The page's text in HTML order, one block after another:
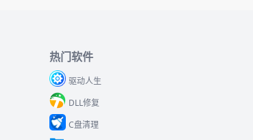
热门软件
驱动人生
DLL修复
C盘清理